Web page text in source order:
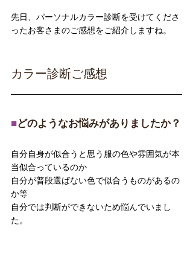
先日、パーソナルカラー診断を受けてくださ
ったお客さまのご感想をご紹介しますね。
カラー診断ご感想
■どのようなお悩みがありましたか？
自分自身が似合うと思う服の色や雰囲気が本
当似合っているのか
自分が普段選ばない色で似合うものがあるの
か等
自分では判断ができないため悩んでいまし
た。